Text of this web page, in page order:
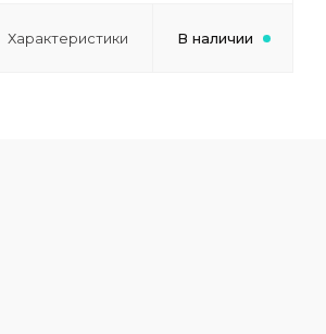
Характеристики В наличии